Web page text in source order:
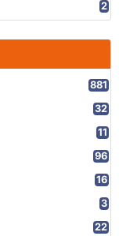
2
881
32
11
96
16
3
22